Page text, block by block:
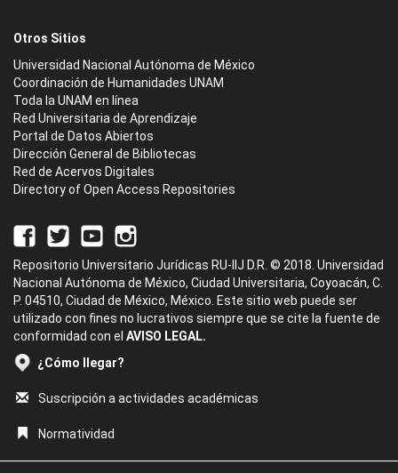
Otros Sitios
Universidad Nacional Autónoma de México
Coordinación de Humanidades UNAM
Toda la UNAM en línea
Red Universitaria de Aprendizaje
Portal de Datos Abiertos
Dirección General de Bibliotecas
Red de Acervos Digitales
Directory of Open Access Repositories
Repositorio Universitario Jurídicas RU-IIJ D.R. © 2018. Universidad
Nacional Autónoma de México, Ciudad Universitaria, Coyoacán, C.
P. 04510, Ciudad de México, México. Este sitio web puede ser
utilizado con fines no lucrativos siempre que se cite la fuente de
conformidad con el AVISO LEGAL.
¿Cómo llegar?
Suscripción a actividades académicas
Normatividad